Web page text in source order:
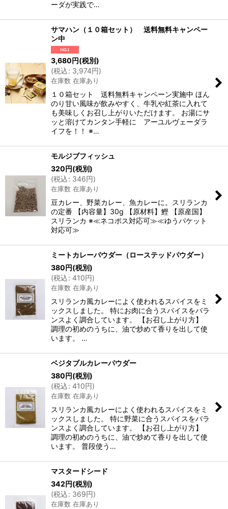
ーダが実践で…
サマハン（１０箱セット） 送料無料キャンペー
ン中
3,680円(税別)
(税込: 3,974円)
在庫数 在庫あり
１０箱セット 送料無料キャンペーン実施中 ほん
のり甘い風味が飲みやすく、牛乳や紅茶に入れて
も美味しくお召し上がりいただけます。 お湯にサ
ッと溶けてカンタン手軽に アーユルヴェーダラ
イフを！！ ※…
モルジブフィッシュ
320円(税別)
(税込: 346円)
在庫数 在庫あり
豆カレー、野菜カレー、魚カレーに。スリランカ
の定番 【内容量】30g 【原材料】鰹 【原産国】
スリランカ ※≪ネコポス対応可≫≪ゆうパケット
対応可≫
ミートカレーパウダー（ローステッドパウダー）
380円(税別)
(税込: 410円)
在庫数 在庫あり
スリランカ風カレーによく使われるスパイスをミ
ックスしました。 特にお肉に合うスパイスをバラ
ンスよく調合しています。 【お召し上がり方】
調理の初めのうちに、油で炒めて香りを出して使
います。 …
ベジタブルカレーパウダー
380円(税別)
(税込: 410円)
在庫数 在庫あり
スリランカ風カレーによく使われるスパイスをミ
ックスしました。 特に野菜に合うスパイスをバラ
ンスよく調合しています。 【お召し上がり方】
調理の初めのうちに、油で炒めて香りを出して使
います。 普段使う…
マスタードシード
342円(税別)
(税込: 369円)
在庫数 在庫あり